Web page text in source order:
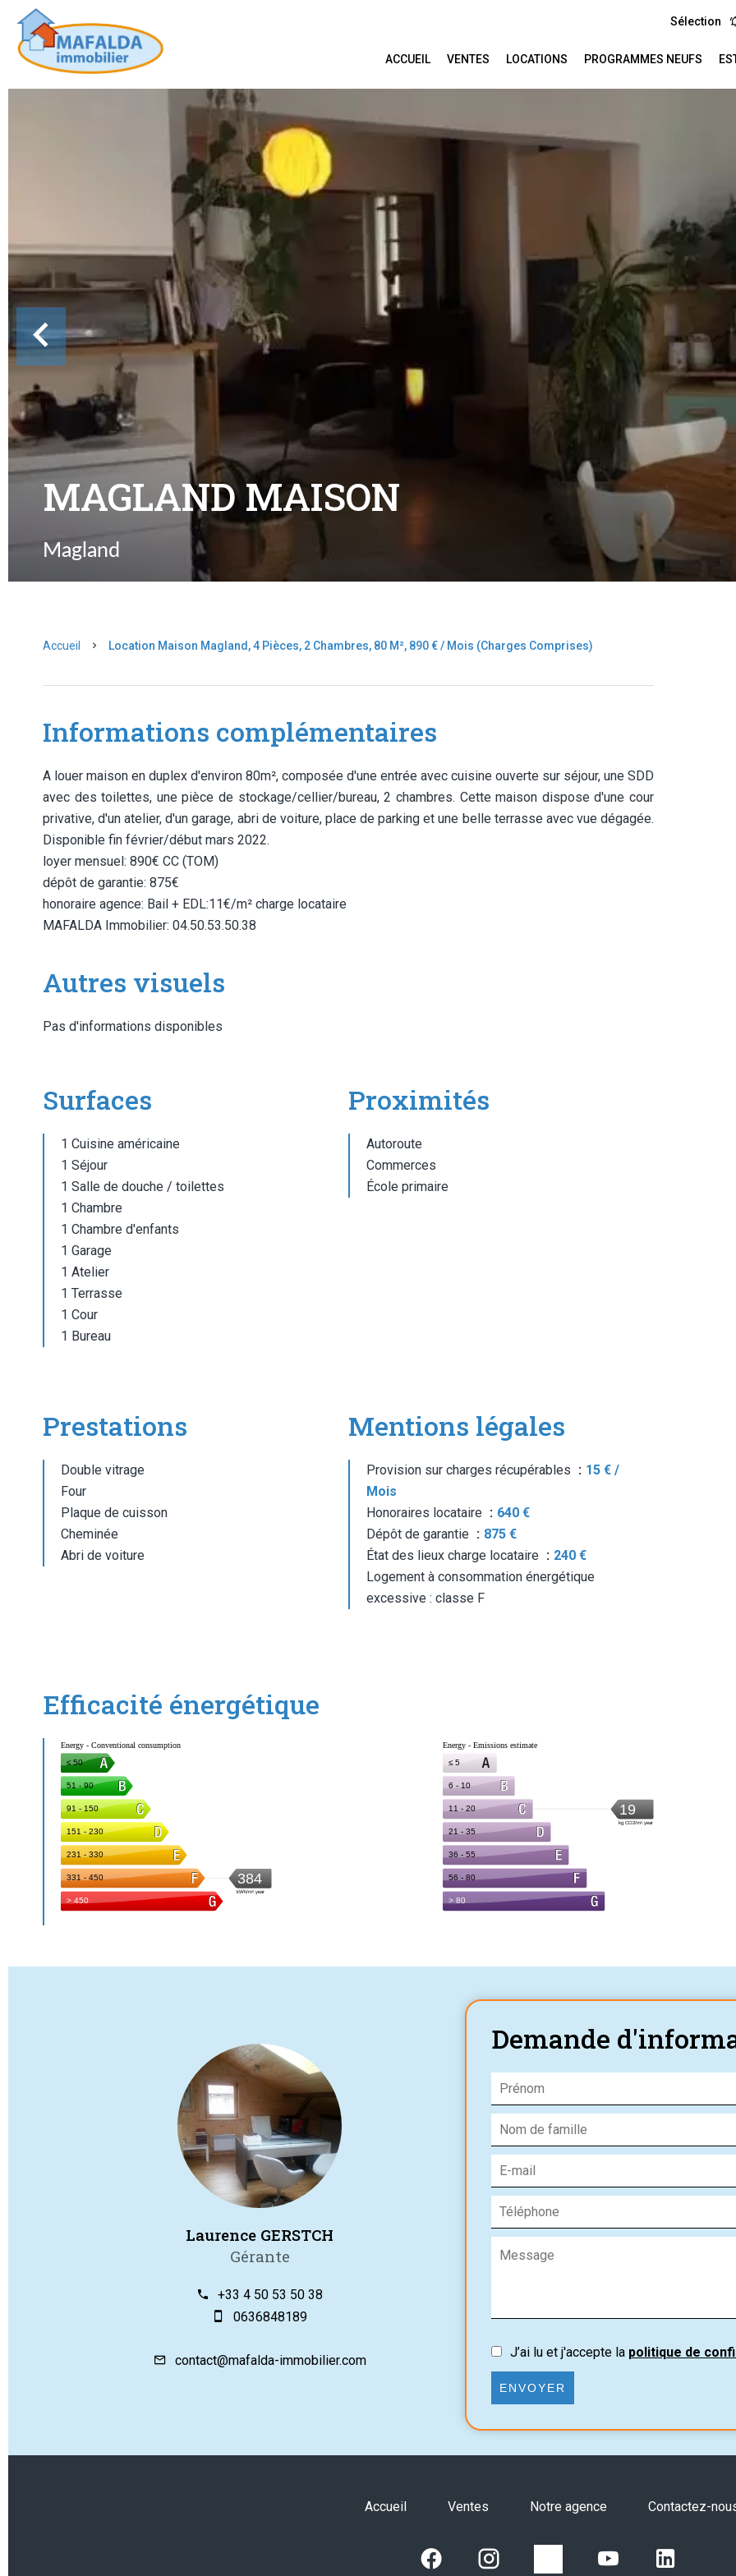
Sélection
ACCUEIL VENTES LOCATIONS PROGRAMMES NEUFS
MAGLAND MAISON
Magland
Accueil Location Maison Magland, 4 Pièces, 2 Chambres, 80 M², 890 € / Mois (Charges Comprises)
Informations complémentaires
A louer maison en duplex d'environ 80m², composée d'une entrée avec cuisine ouverte sur séjour, une SDD
avec des toilettes, une pièce de stockage/cellier/bureau, 2 chambres. Cette maison dispose d'une cour
privative, d'un atelier, d'un garage, abri de voiture, place de parking et une belle terrasse avec vue dégagée.
Disponible fin février/début mars 2022.
loyer mensuel: 890€ CC (TOM)
dépôt de garantie: 875€
honoraire agence: Bail + EDL:11€/m² charge locataire
MAFALDA Immobilier: 04.50.53.50.38
Autres visuels
Pas d'informations disponibles
Surfaces
1 Cuisine américaine
1 Séjour
1 Salle de douche / toilettes
1 Chambre
1 Chambre d'enfants
1 Garage
1 Atelier
1 Terrasse
1 Cour
1 Bureau
Proximités
Autoroute
Commerces
École primaire
Prestations
Double vitrage
Four
Plaque de cuisson
Cheminée
Abri de voiture
Mentions légales
Provision sur charges récupérables
15 € /
Mois
Honoraires locataire
640 €
Dépôt de garantie
875 €
État des lieux charge locataire
240 €
Logement à consommation énergétique
excessive : classe F
Efficacité énergétique
Laurence GERSTCH
Gérante
+33 4 50 53 50 38
0636848189
contact@mafalda-immobilier.com
Demande
J’ai lu et j'accepte la politique de
ENVOYER
Accueil Ventes Notre agence Contactez-